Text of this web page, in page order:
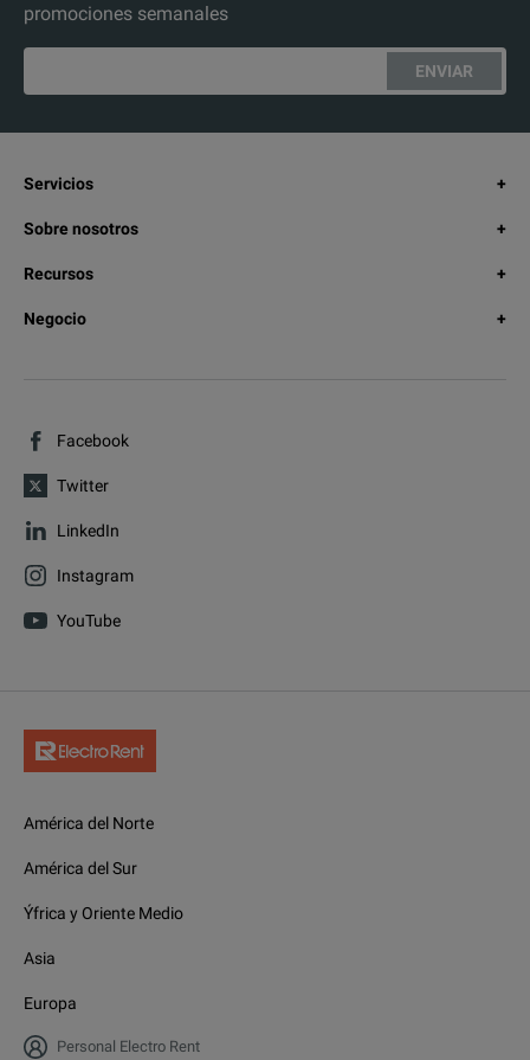
promociones semanales
ENVIAR
Servicios
Sobre nosotros
Recursos
Negocio
Facebook
Twitter
LinkedIn
Instagram
YouTube
América del Norte
América del Sur
Ýfrica y Oriente Medio
Asia
Europa
Personal Electro Rent